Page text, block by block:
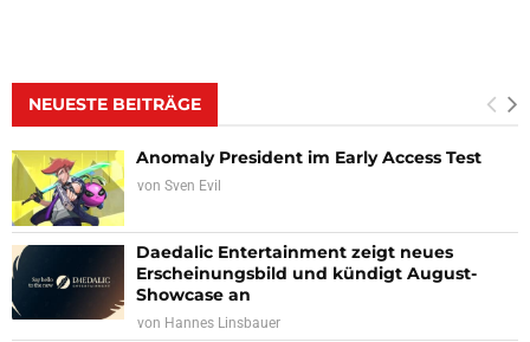
NEUESTE BEITRÄGE
Anomaly President im Early Access Test
von Sven Evil
Daedalic Entertainment zeigt neues
Erscheinungsbild und kündigt August-
Showcase an
von Hannes Linsbauer